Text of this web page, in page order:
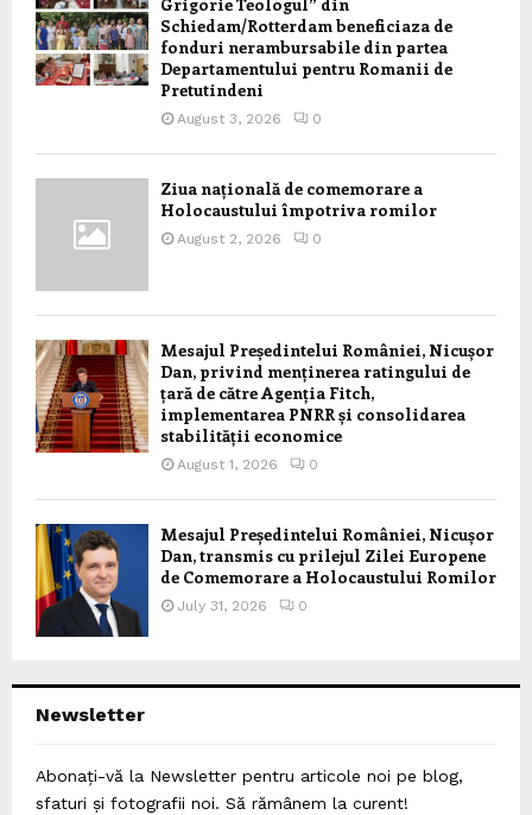
Grigorie Teologul” din
Schiedam/Rotterdam beneficiaza de
fonduri nerambursabile din partea
Departamentului pentru Romanii de
Pretutindeni
August 3, 2026 0
Ziua națională de comemorare a
Holocaustului împotriva romilor
August 2, 2026 0
Mesajul Președintelui României, Nicușor
Dan, privind menținerea ratingului de
țară de către Agenția Fitch,
implementarea PNRR și consolidarea
stabilității economice
August 1, 2026 0
Mesajul Președintelui României, Nicușor
Dan, transmis cu prilejul Zilei Europene
de Comemorare a Holocaustului Romilor
July 31, 2026 0
Newsletter
Abonați-vă la Newsletter pentru articole noi pe blog,
sfaturi și fotografii noi. Să rămânem la curent!